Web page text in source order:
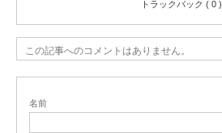
トラックバック ( 0 )
この記事へのコメントはありません。
名前